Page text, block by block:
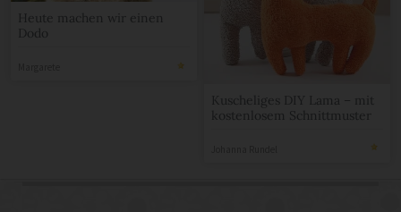
Kuscheliges DIY Lama – mit
kostenlosem Schnittmuster
Heute machen wir einen
Dodo